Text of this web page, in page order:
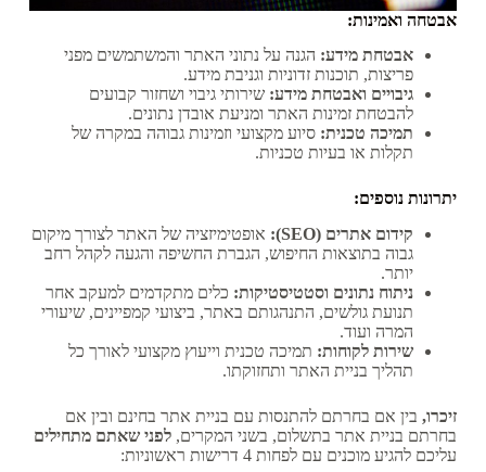
אבטחה ואמינות:
אבטחת מידע: הגנה על נתוני האתר והמשתמשים מפני
פריצות, תוכנות זדוניות וגניבת מידע.
גיבויים ואבטחת מידע: שירותי גיבוי ושחזור קבועים
להבטחת זמינות האתר ומניעת אובדן נתונים.
תמיכה טכנית: סיוע מקצועי וזמינות גבוהה במקרה של
תקלות או בעיות טכניות.
יתרונות נוספים:
קידום אתרים (SEO):
אופטימיזציה של האתר לצורך מיקום
גבוה בתוצאות החיפוש, הגברת החשיפה והגעה לקהל רחב
יותר.
ניתוח נתונים וסטטיסטיקות: כלים מתקדמים למעקב אחר
תנועת גולשים, התנהגותם באתר, ביצועי קמפיינים, שיעורי
המרה ועוד.
שירות לקוחות: תמיכה טכנית וייעוץ מקצועי לאורך כל
תהליך בניית האתר ותחזוקתו.
זיכרו,בין אם בחרתם להתנסות עם בניית אתר בחינם ובין אם
בחרתם בניית אתר בתשלום, בשני המקרים, לפני שאתם מתחילים
עליכם להגיע מוכנים עם לפחות 4 דרישות ראשוניות: